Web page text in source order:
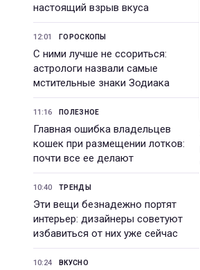
настоящий взрыв вкуса
12:01 ГОРОСКОПЫ
С ними лучше не ссориться:
астрологи назвали самые
мстительные знаки Зодиака
11:16 ПОЛЕЗНОЕ
Главная ошибка владельцев
кошек при размещении лотков:
почти все ее делают
10:40 ТРЕНДЫ
Эти вещи безнадежно портят
интерьер: дизайнеры советуют
избавиться от них уже сейчас
10:24 ВКУСНО